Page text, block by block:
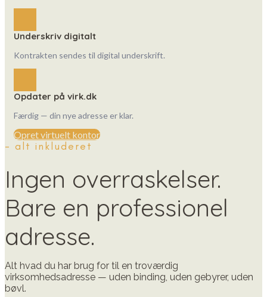
Underskriv digitalt
Kontrakten sendes til digital underskrift.
Opdater på virk.dk
Færdig — din nye adresse er klar.
Opret virtuelt kontor
- alt inkluderet
Ingen overraskelser.
Bare en professionel
adresse.
Alt hvad du har brug for til en troværdig
virksomhedsadresse — uden binding, uden gebyrer, uden
bøvl.